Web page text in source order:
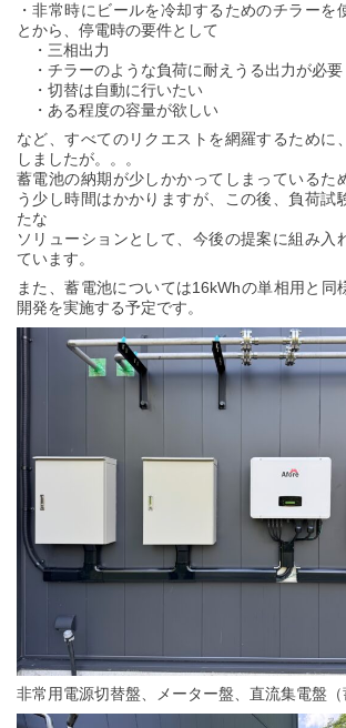
・非常時にビールを冷却するためのチラーを
とから、停電時の要件として
・三相出力
・チラーのような負荷に耐えうる出力が必要
・切替は自動に行いたい
・ある程度の容量が欲しい
など、すべてのリクエストを網羅するために
しましたが。。。
蓄電池の納期が少しかかってしまっているた
う少し時間はかかりますが、この後、負荷試
たな
ソリューションとして、今後の提案に組み入
ています。
また、蓄電池については16kWhの単相用と同
開発を実施する予定です。
非常用電源切替盤、メーター盤、直流集電盤